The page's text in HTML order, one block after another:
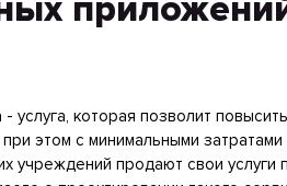
услуга, которая позволит
этом с минимальными
учреждений продают свои услуги